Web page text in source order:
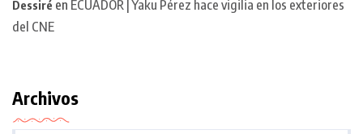
Dessiré en ECUADOR | Yaku Pérez hace vigilia en los exteriores
del CNE
Archivos